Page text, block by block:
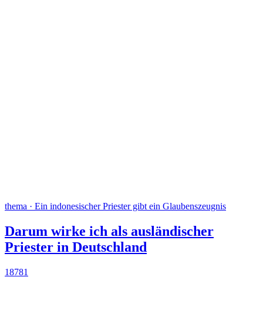
thema · Ein indonesischer Priester gibt ein Glaubenszeugnis
Darum wirke ich als ausländischer
Priester in Deutschland
18781